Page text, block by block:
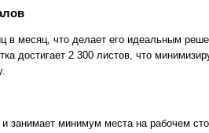
в месяц, что делает его идеальным
достигает 2 300 листов, что
занимает минимум места на рабочем